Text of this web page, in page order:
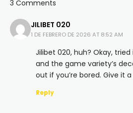
3 Comments
JILIBET 020
1 DE FEBRERO DE 2026 AT 8:52 AM
Jilibet 020, huh? Okay,
and the game variety’s
out if you’re bored. Give it
Reply